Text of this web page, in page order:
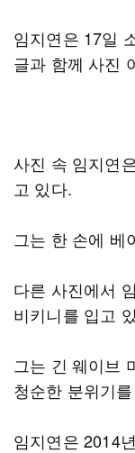
임지연은 17일
글과 함께 사진
사진 속 임지연
고 있다.
그는 한 손에 베
다른 사진에서
비키니를 입고
그는 긴 웨이브
청순한 분위기
임지연은 2014